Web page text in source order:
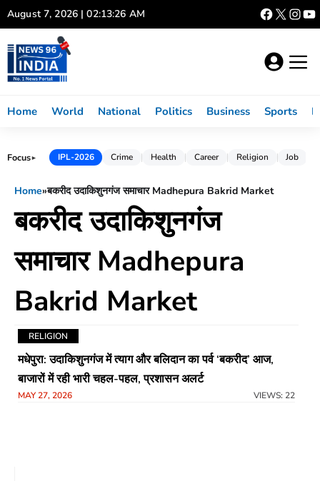
Skip
to
content
August 7, 2026 | 02:13:26 AM
Home World National Politics Business Sports
Focus► IPL-2026 Crime Health Career Religion Job
Home»बकरीद उदाकिशुनगंज समाचार Madhepura Bakrid Market
बकरीद उदाकिशुनगंज
समाचार Madhepura
Bakrid Market
RELIGION
मधेपुरा: उदाकिशुनगंज में त्याग और बलिदान का पर्व ‘बकरीद’ आज,
बाजारों में रही भारी चहल-पहल, प्रशासन अलर्ट
MAY 27, 2026 VIEWS: 22